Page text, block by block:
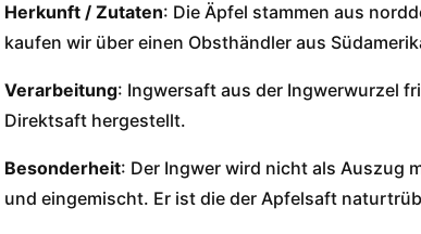
Herkunft / Zutaten: Die Äpfel stammen aus
kaufen wir über einen Obsthändler aus
Verarbeitung: Ingwersaft aus der Ingwerwurzel
Direktsaft hergestellt.
Besonderheit: Der Ingwer wird nicht als Auszug
und eingemischt. Er ist die der Apfelsaft